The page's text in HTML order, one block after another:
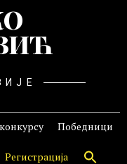
Победници
Регистрација